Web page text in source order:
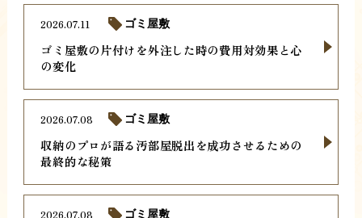
ゴミ屋敷の片付けを外注した時の費用対効果と心
の変化
2026.07.11 ゴミ屋敷
収納のプロが語る汚部屋脱出を成功させるための
最終的な秘策
2026.07.08 ゴミ屋敷
2026.07.08 ゴミ屋敷